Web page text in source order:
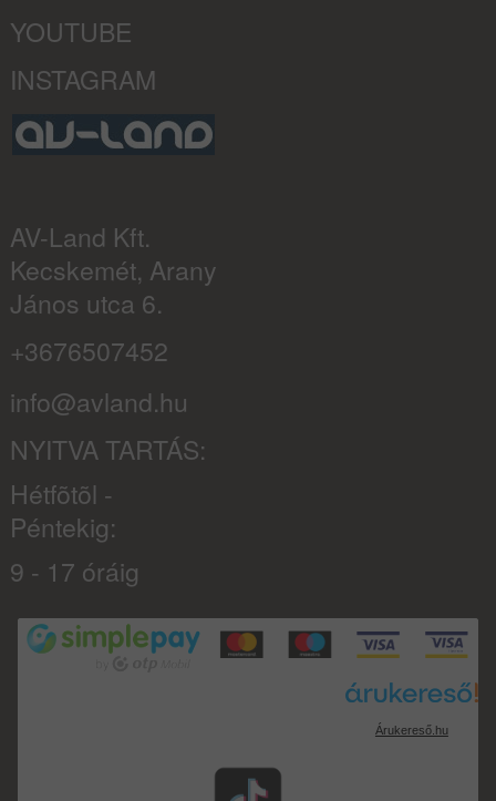
YOUTUBE
INSTAGRAM
AV-Land Kft.
Kecskemét, Arany
János utca 6.
+3676507452
info@avland.hu
NYITVA TARTÁS:
Hétfõtõl -
Péntekig:
9 - 17 óráig
Árukereső.hu